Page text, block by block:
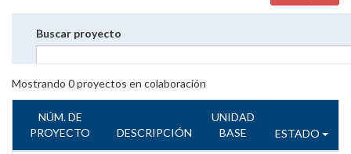
Buscar proyecto
Mostrando 0proyectos en colaboración
NÚM. DE
PROYECTO
DESCRIPCIÓN
UNIDAD
BASE
ESTADO